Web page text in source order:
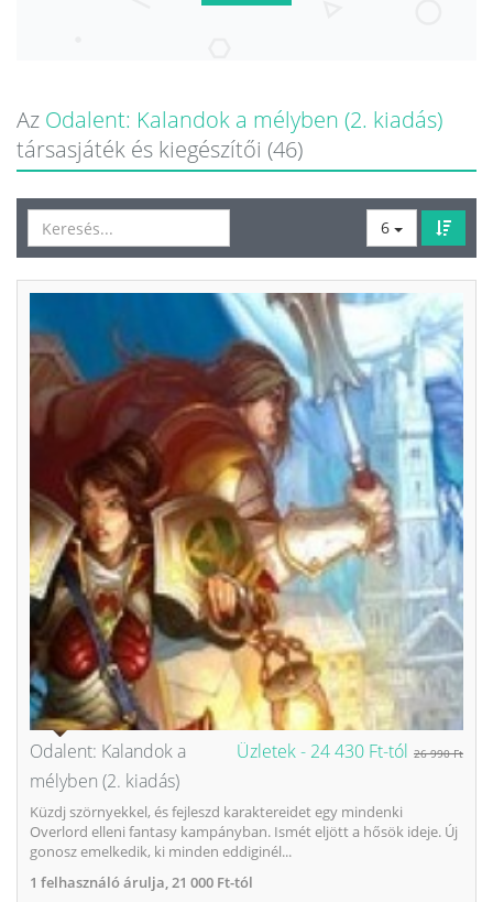
Az Odalent: Kalandok a mélyben (2. kiadás)
társasjáték és kiegészítői (46)
6
Üzletek - 24 430 Ft-tól 26 990 Ft
Odalent: Kalandok a
mélyben (2. kiadás)
Küzdj szörnyekkel, és fejleszd karaktereidet egy mindenki
Overlord elleni fantasy kampányban. Ismét eljött a hősök ideje. Új
gonosz emelkedik, ki minden eddiginél...
1 felhasználó árulja,21 000 Ft-tól